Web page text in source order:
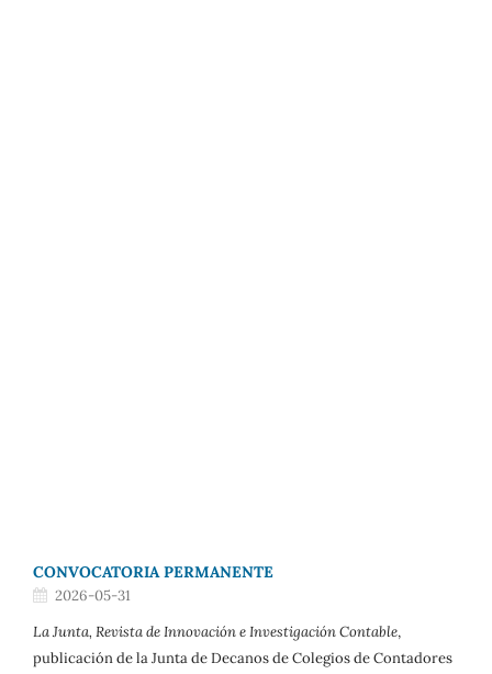
CONVOCATORIA PERMANENTE
2026-05-31
La Junta, Revista de Innovación e Investigación Contable,
publicación de la Junta de Decanos de Colegios de Contadores